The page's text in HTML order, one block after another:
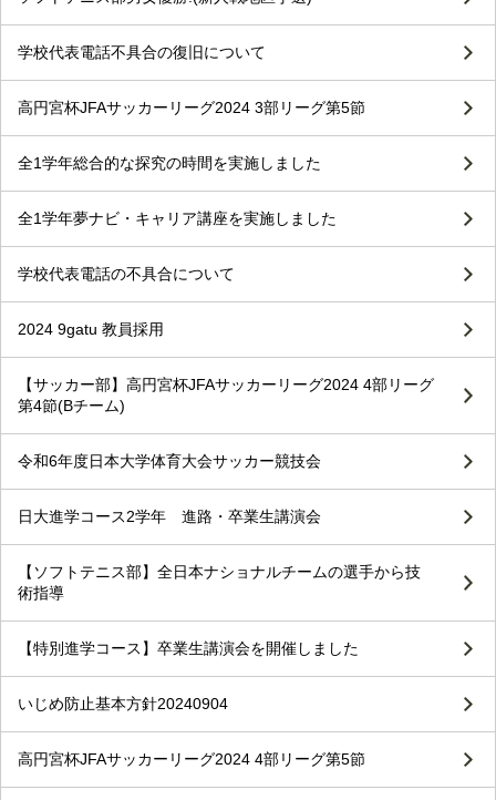
学校代表電話不具合の復旧について
高円宮杯JFAサッカーリーグ2024 3部リーグ第5節
全1学年総合的な探究の時間を実施しました
全1学年夢ナビ・キャリア講座を実施しました
学校代表電話の不具合について
2024 9gatu 教員採用
【サッカー部】高円宮杯JFAサッカーリーグ2024 4部リーグ
第4節(Bチーム)
令和6年度日本大学体育大会サッカー競技会
日大進学コース2学年 進路・卒業生講演会
【ソフトテニス部】全日本ナショナルチームの選手から技
術指導
【特別進学コース】卒業生講演会を開催しました
いじめ防止基本方針20240904
高円宮杯JFAサッカーリーグ2024 4部リーグ第5節